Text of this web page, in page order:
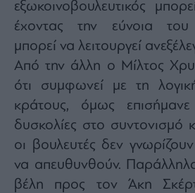
εξωκοινοβουλευτικός
έχοντας την εύνοια
μπορεί να λειτουργεί
Από την άλλη ο Μίλτος
ότι συμφωνεί με τη
κράτους, όμως
δυσκολίες στο συντονισμό
οι βουλευτές δεν
να απευθυνθούν.
βέλη προς τον Άκη